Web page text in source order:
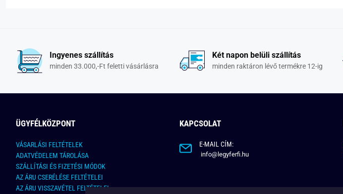
Ingyenes szállítás
minden 33.000,-Ft feletti vásárlásra
Két napon belüli szállítás
minden raktáron lévő termékre 12-ig
ÜGYFÉLKÖZPONT
VÁSARLÁSI FELTÉTELEK
ADATVÉDELEM TÁROLÁSA
SZÁLLÍTÁSI ÉS FIZETÉSI MÓDOK
AZ ÁRU CSERÉLÉSE FELTÉTELEI
AZ ÁRU VISSZAVÉTEL FELTÉTELEI
KAPCSOLAT
E-MAIL CÍM:
info@legyferfi.hu